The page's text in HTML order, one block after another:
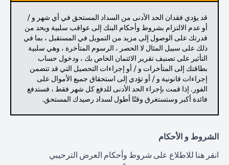
قد يؤدي فقدان الحد الأدنى من السداد المستحق في أي شهر و /
أو عدم الالتزام بشروط وأحكام البنك إلى عواقب سلبية ويحد من
قدرتك على الوصول إلى مزيد من التمويل في المستقبل ، بما في
ذلك على سبيل المثال لا الحصر ، الرسوم المتأخرة ، وهي سلبية
التأثير على تصنيف تقرير الائتمان الخاص بك ، ودخول حساب
بطاقتك إلى المتأخرات و / أو إجراءات التحصيل التي قد تتضمن
إجراءات قانونية و / أو تؤدي إلى استحقاق جميع الأموال على
الفور. إذا قمت بإجراء الحد الأدنى للدفع كل شهر فقط ، فستدفع
فائدة أكبر وستستغرق وقتًا أطول لسداد رصيدك المستحق.
الشروط و الأحكام
انقر هنا للاطلاع على شروط وأحكام العرض الترحيبي